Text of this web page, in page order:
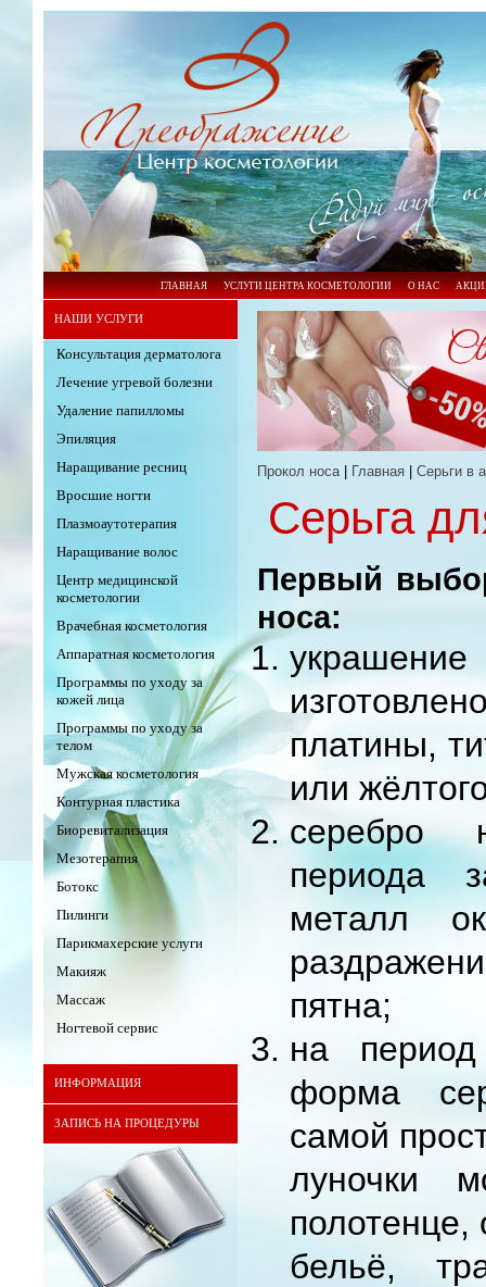
ГЛАВНАЯ УСЛУГИ ЦЕНТРА КОСМЕТОЛОГИИ О НАС
НАШИ УСЛУГИ
Консультация дерматолога
Лечение угревой болезни
Удаление папилломы
Эпиляция
Наращивание ресниц
Вросшие ногти
Плазмоаутотерапия
Наращивание волос
Центр медицинской
косметологии
Врачебная косметология
Аппаратная косметология
Программы по уходу за
кожей лица
Программы по уходу за
телом
Мужская косметология
Контурная пластика
Биоревитализация
Мезотерапия
Ботокс
Пилинги
Парикмахерские услуги
Макияж
Массаж
Ногтевой сервис
ИНФОРМАЦИЯ
ЗАПИСЬ НА ПРОЦЕДУРЫ
Прокол носа| Главная Серьги в
Серьга
Первый
носа:
платины,
или
серебро
периода
металл
пятна;
на
форма
самой
луночки
полотенце,
бельё,